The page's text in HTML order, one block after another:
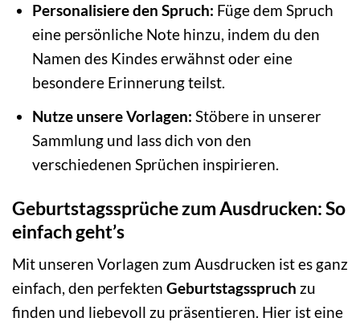
Personalisiere den Spruch: Füge dem Spruch
eine persönliche Note hinzu, indem du den
Namen des Kindes erwähnst oder eine
besondere Erinnerung teilst.
Nutze unsere Vorlagen: Stöbere in unserer
Sammlung und lass dich von den
verschiedenen Sprüchen inspirieren.
Geburtstagssprüche zum Ausdrucken: So
einfach geht’s
Mit unseren Vorlagen zum Ausdrucken ist es ganz
einfach, den perfekten Geburtstagsspruch zu
finden und liebevoll zu präsentieren. Hier ist eine